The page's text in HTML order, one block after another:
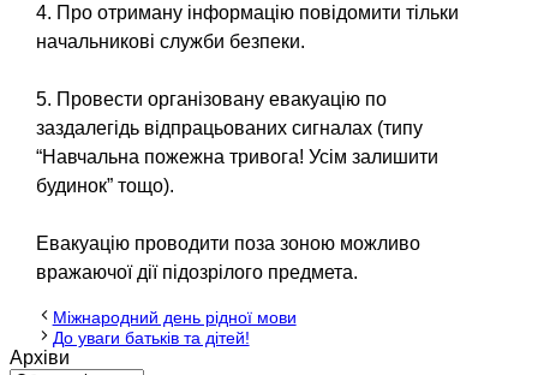
4. Про отриману інформацію повідомити тільки
начальникові служби безпеки.
5. Провести організовану евакуацію по
заздалегідь відпрацьованих сигналах (типу
“Навчальна пожежна тривога! Усім залишити
будинок” тощо).
Евакуацію проводити поза зоною можливо
вражаючої дії підозрілого предмета.
Міжнародний день рідної мови
До уваги батьків та дітей!
Архіви